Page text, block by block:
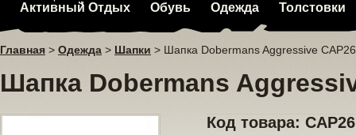
Активный Отдых Обувь Одежда Толстовки
Главная > Одежда > Шапки > Шапка Dobermans Aggressive
Шапка Dobermans
Код товара: